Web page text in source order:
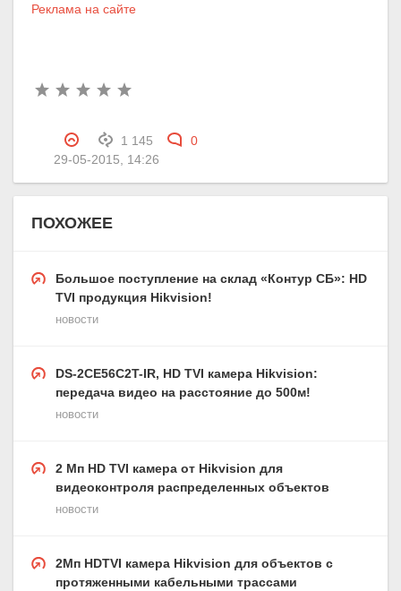
Реклама на сайте
1 145
0
29-05-2015, 14:26
ПОХОЖЕЕ
Большое поступление на склад «Контур СБ»: HD
TVI продукция Hikvision!
новости
DS-2CE56C2T-IR, HD TVI камера Hikvision:
передача видео на расстояние до 500м!
новости
2 Мп HD TVI камера от Hikvision для
видеоконтроля распределенных объектов
новости
2Мп HDTVI камера Hikvision для объектов с
протяженными кабельными трассами